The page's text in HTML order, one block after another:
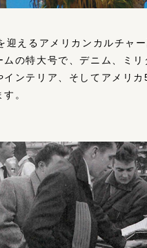
迎えるアメリカンカルチャー
ムの特大号で、デニム、ミ
インテリア、そしてアメリ
。